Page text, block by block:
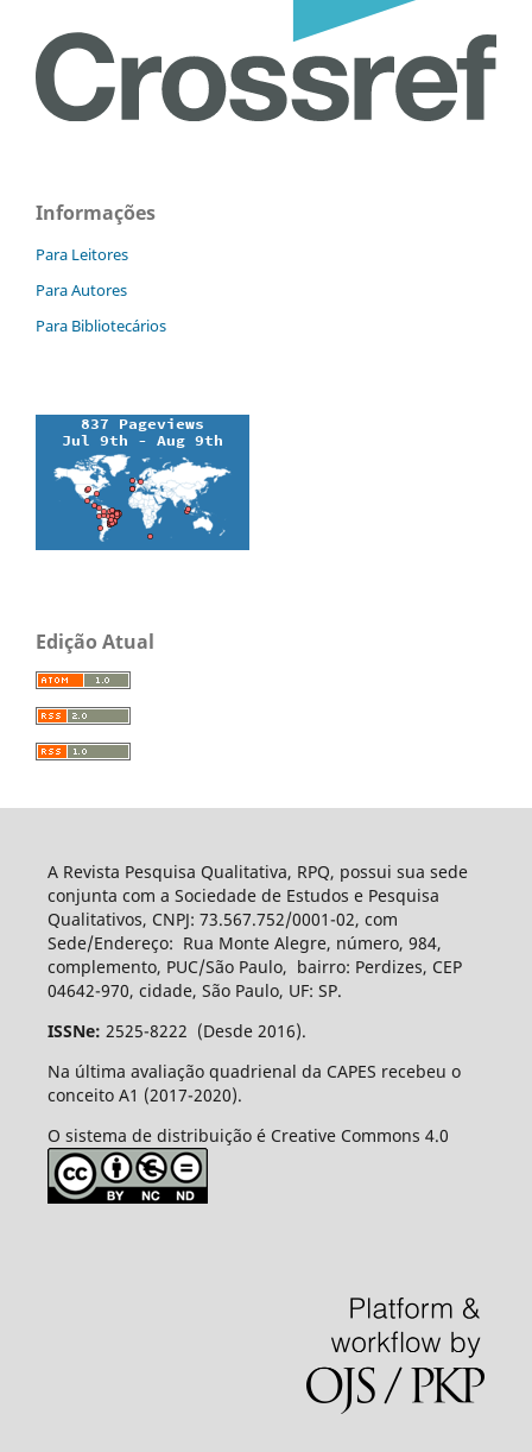
Informações
Para Leitores
Para Autores
Para Bibliotecários
Edição Atual
A Revista Pesquisa Qualitativa, RPQ, possui sua sede
conjunta com a Sociedade de Estudos e Pesquisa
Qualitativos, CNPJ: 73.567.752/0001-02, com
Sede/Endereço: Rua Monte Alegre, número, 984,
complemento, PUC/São Paulo, bairro: Perdizes, CEP
04642-970, cidade, São Paulo, UF: SP.
ISSNe: 2525-8222 (Desde 2016).
Na última avaliação quadrienal da CAPES recebeu o
conceito A1 (2017-2020).
O sistema de distribuição é Creative Commons 4.0